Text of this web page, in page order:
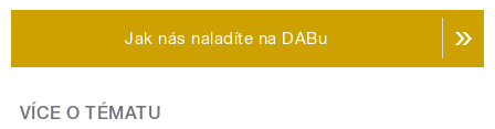
Jak nás naladíte na DABu
VÍCE O TÉMATU